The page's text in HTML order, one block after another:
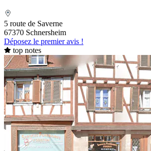
5 route de Saverne
67370 Schnersheim
Déposez le premier avis !
top notes